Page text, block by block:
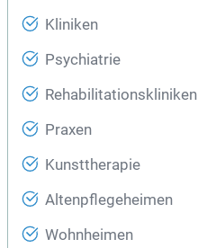
Kliniken
Psychiatrie
Rehabilitationskliniken
Praxen
Kunsttherapie
Altenpflegeheimen
Wohnheimen